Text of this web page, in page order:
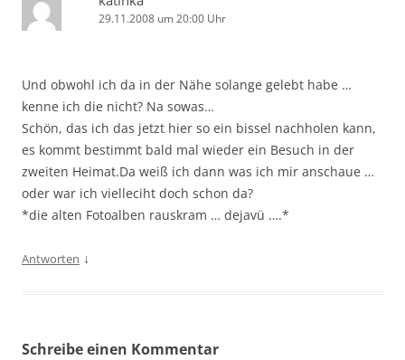
29.11.2008 um 20:00 Uhr
Und obwohl ich da in der Nähe solange gelebt habe …
kenne ich die nicht? Na sowas…
Schön, das ich das jetzt hier so ein bissel nachholen kann,
es kommt bestimmt bald mal wieder ein Besuch in der
zweiten Heimat.Da weiß ich dann was ich mir anschaue …
oder war ich vielleciht doch schon da?
*die alten Fotoalben rauskram … dejavü ….*
Antworten ↓
Schreibe einen Kommentar